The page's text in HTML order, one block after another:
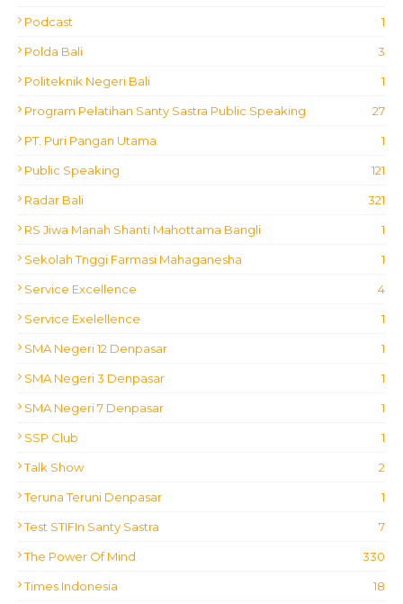
Podcast 1
Polda Bali 3
Politeknik Negeri Bali 1
Program Pelatihan Santy Sastra Public Speaking 27
PT. Puri Pangan Utama 1
Public Speaking 121
Radar Bali 321
RS Jiwa Manah Shanti Mahottama Bangli 1
Sekolah Tnggi Farmasi Mahaganesha 1
Service Excellence 4
Service Exelellence 1
SMA Negeri 12 Denpasar 1
SMA Negeri 3 Denpasar 1
SMA Negeri 7 Denpasar 1
SSP Club 1
Talk Show 2
Teruna Teruni Denpasar 1
Test STIFIn Santy Sastra 7
The Power Of Mind 330
Times Indonesia 18